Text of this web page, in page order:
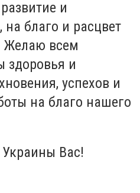
и
благо и расцвет
Желаю всем
здоровья и
успехов и
на благо нашего
Вас!